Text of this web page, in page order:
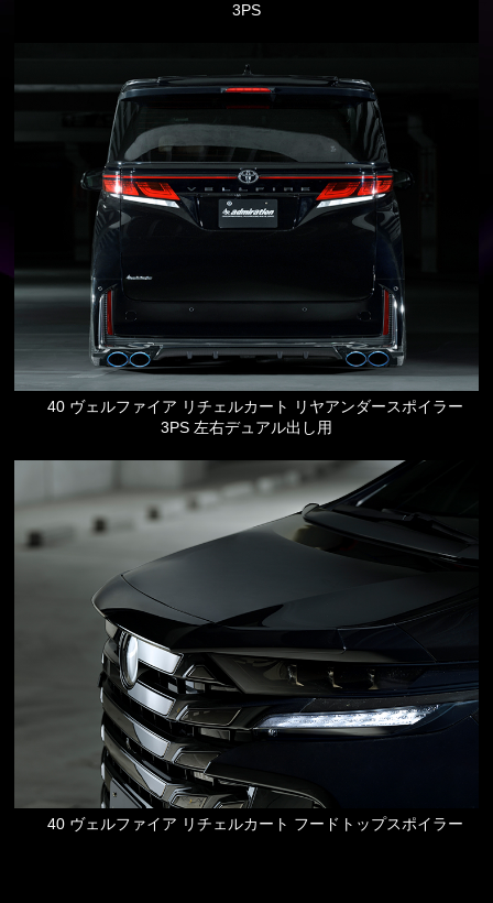
3PS
40 ヴェルファイア リチェルカート リヤアンダースポイラー
3PS 左右デュアル出し用
40 ヴェルファイア リチェルカート フードトップスポイラー